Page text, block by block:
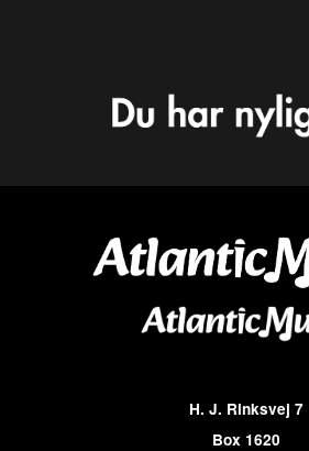
H. J. Rinksvej 7
Box 1620